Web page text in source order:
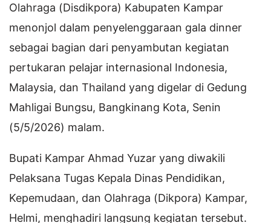
Olahraga (Disdikpora) Kabupaten Kampar
menonjol dalam penyelenggaraan gala dinner
sebagai bagian dari penyambutan kegiatan
pertukaran pelajar internasional Indonesia,
Malaysia, dan Thailand yang digelar di Gedung
Mahligai Bungsu, Bangkinang Kota, Senin
(5/5/2026) malam.
Bupati Kampar Ahmad Yuzar yang diwakili
Pelaksana Tugas Kepala Dinas Pendidikan,
Kepemudaan, dan Olahraga (Dikpora) Kampar,
Helmi, menghadiri langsung kegiatan tersebut.